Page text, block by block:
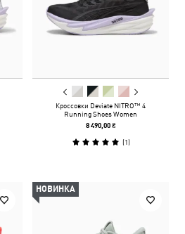
Кроссовки Deviate NITRO™ 4
Running Shoes Women
8 490,00 ₴
(1)
НОВИНКА